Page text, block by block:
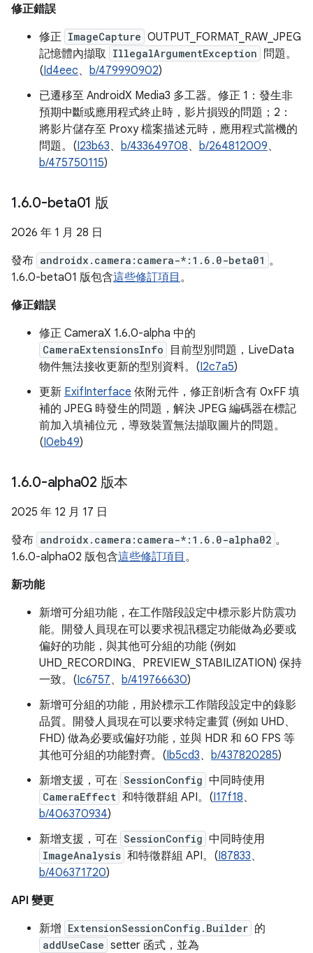
修正錯誤
修正 ImageCapture OUTPUT_FORMAT_RAW_JPEG
記憶體內擷取 IllegalArgumentException
問題。
(Id4eec、 b/479990902)
已遷移至 AndroidX Media3 多工器。修正 1：發生非
預期中斷或應用程式終止時，影片損毀的問題；2：
將影片儲存至 Proxy 檔案描述元時，應用程式當機的
問題。(I23b63、 b/433649708、 b/264812009、
b/475750115)
1.6.0-beta01 版
2026 年 1 月 28 日
發布 androidx.camera:camera-*:1.6.0-beta01 。
1.6.0-beta01 版包含這些修訂項目 。
修正錯誤
修正 CameraX 1.6.0-alpha 中的
CameraExtensionsInfo
目前型別問題，LiveData
物件無法接收更新的型別資料。(I2c7a5)
更新 ExifInterface 依附元件，修正剖析含有 0xFF 填
補的 JPEG 時發生的問題，解決 JPEG 編碼器在標記
前加入填補位元，導致裝置無法擷取圖片的問題。
(I0eb49)
1.6.0-alpha02 版本
2025 年 12 月 17 日
發布 androidx.camera:camera-*:1.6.0-alpha02 。
1.6.0-alpha02 版包含這些修訂項目 。
新功能
新增可分組功能，在工作階段設定中標示影片防震功
能。開發人員現在可以要求視訊穩定功能做為必要或
偏好的功能，與其他可分組的功能 (例如
UHD_RECORDING、PREVIEW_STABILIZATION) 保持
一致。(Ic6757、 b/419766630)
新增可分組的功能，用於標示工作階段設定中的錄影
品質。開發人員現在可以要求特定畫質 (例如 UHD、
FHD) 做為必要或偏好功能，並與 HDR 和 60 FPS 等
其他可分組的功能對齊。(Ib5cd3、 b/437820285)
新增支援，可在 SessionConfig 中同時使用
CameraEffect 和特徵群組 API。(I17f18、
b/406370934)
新增支援，可在 SessionConfig 中同時使用
ImageAnalysis 和特徵群組 API。(I87833、
b/406371720)
API 變更
新增 ExtensionSessionConfig.Builder 的
addUseCase setter 函式，並為